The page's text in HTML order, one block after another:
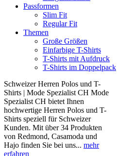
Passformen
Slim Fit
Regular Fit
Themen
Große Größen
Einfarbige T-Shirts
T-Shirts mit Aufdruck
T-Shirts im Doppelpack
Schweizer Herren Polos und T-
Shirts | Mode Spezialist CH Mode
Spezialist CH bietet Ihnen
hochwertige Herren Polos und T-
Shirts speziell für Schweizer
Kunden. Mit über 34 Produkten
von Redmond, Casamoda und
Hajo finden Sie bei uns... mehr
erfahren